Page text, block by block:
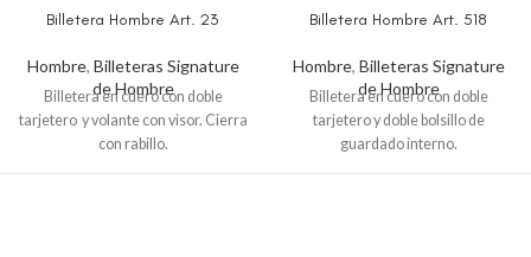
Billetera Hombre Art. 23
Hombre, Billeteras Signature
de Hombre
Billetera en cuero con doble
tarjetero y volante con visor. Cierra
con rabillo.
Billetera Hombre Art. 518
Hombre, Billeteras Signature
de Hombre
Billetera en cuero con doble
tarjetero y doble bolsillo de
guardado interno.